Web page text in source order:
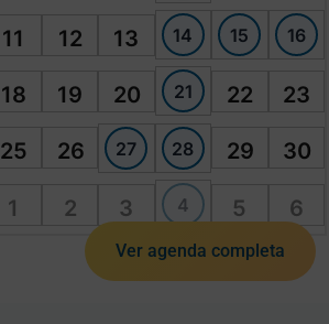
11 12 13 14 15 16
18 19 20 21 22 23
25 26 27 28 29 30
1 2 3 4 5 6
Ver agenda completa